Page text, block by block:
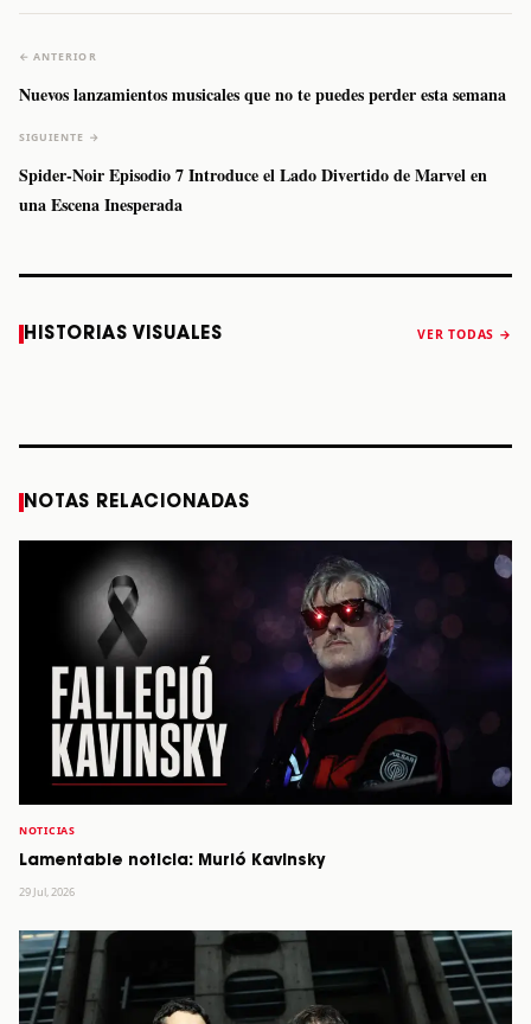
← ANTERIOR
Nuevos lanzamientos musicales que no te puedes perder esta semana
SIGUIENTE →
Spider-Noir Episodio 7 Introduce el Lado Divertido de Marvel en
una Escena Inesperada
HISTORIAS VISUALES VER TODAS →
Caifanes regresa
a Monterrey el
Fallece Felipe
Staiti, guitarrista
anuncia “Reality
NOTAS RELACIONADAS
NOTICIAS
Lamentable noticia: Murió Kavinsky
29 Jul, 2026